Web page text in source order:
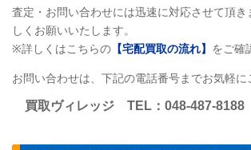
査定・お問い合わせには迅速に対応させて頂き
しくお願いいたします。
※詳しくはこちらの 【宅配買取の流れ】 をご確
お問い合わせは、下記の電話番号までお気軽に
買取ヴィレッジ TEL ：048-487-8188